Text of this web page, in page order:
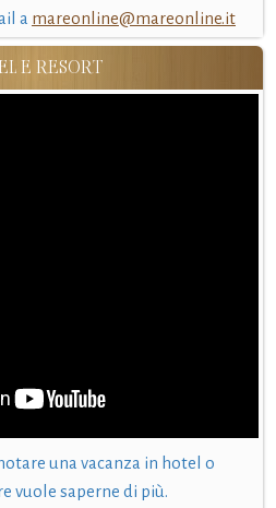
a mareonline@mareonline.it
E RESORT
una vacanza in hotel o
vuole saperne di più.